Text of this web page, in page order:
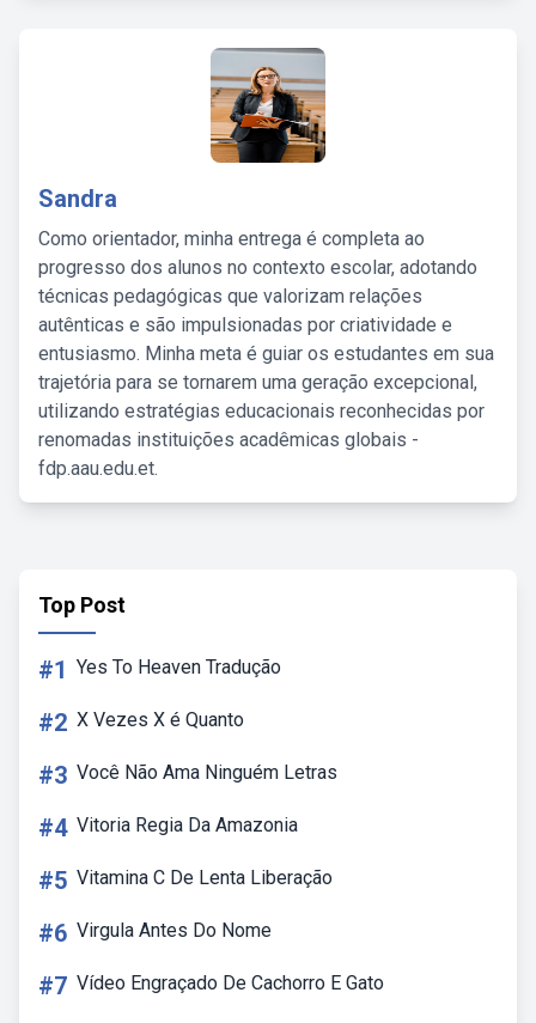
Sandra
Como orientador, minha entrega é completa ao
progresso dos alunos no contexto escolar, adotando
técnicas pedagógicas que valorizam relações
autênticas e são impulsionadas por criatividade e
entusiasmo. Minha meta é guiar os estudantes em sua
trajetória para se tornarem uma geração excepcional,
utilizando estratégias educacionais reconhecidas por
renomadas instituições acadêmicas globais -
fdp.aau.edu.et.
Top Post
#1 Yes To Heaven Tradução
#2 X Vezes X é Quanto
#3 Você Não Ama Ninguém Letras
#4 Vitoria Regia Da Amazonia
#5 Vitamina C De Lenta Liberação
#6 Virgula Antes Do Nome
#7 Vídeo Engraçado De Cachorro E Gato